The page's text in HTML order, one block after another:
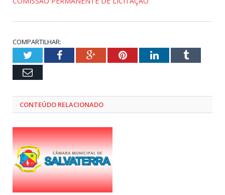
COMPARTILHAR:
TwitterFacebookGoogle+PinterestLinkedInTumblr
Email
CONTEÚDO RELACIONADO